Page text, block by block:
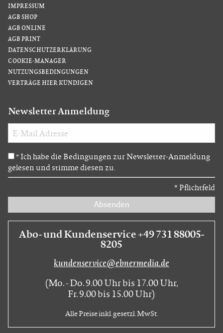
IMPRESSUM
AGB SHOP
AGB ONLINE
AGB PRINT
DATENSCHUTZERKLÄRUNG
COOKIE-MANAGER
NUTZUNGSBEDINGUNGEN
VERTRÄGE HIER KÜNDIGEN
Newsletter Anmeldung
* Ich habe die Bedingungen zur Newsletter-Anmeldung
gelesen und stimme diesen zu.
* Pflichtfeld
Absenden
Abo- und Kundenservice +49 731 88005-
8205
kundenservice@ebnermedia.de
(Mo. - Do. 9.00 Uhr bis 17.00 Uhr,
Fr. 9.00 bis 15.00 Uhr)
Alle Preise inkl. gesetzl. MwSt.